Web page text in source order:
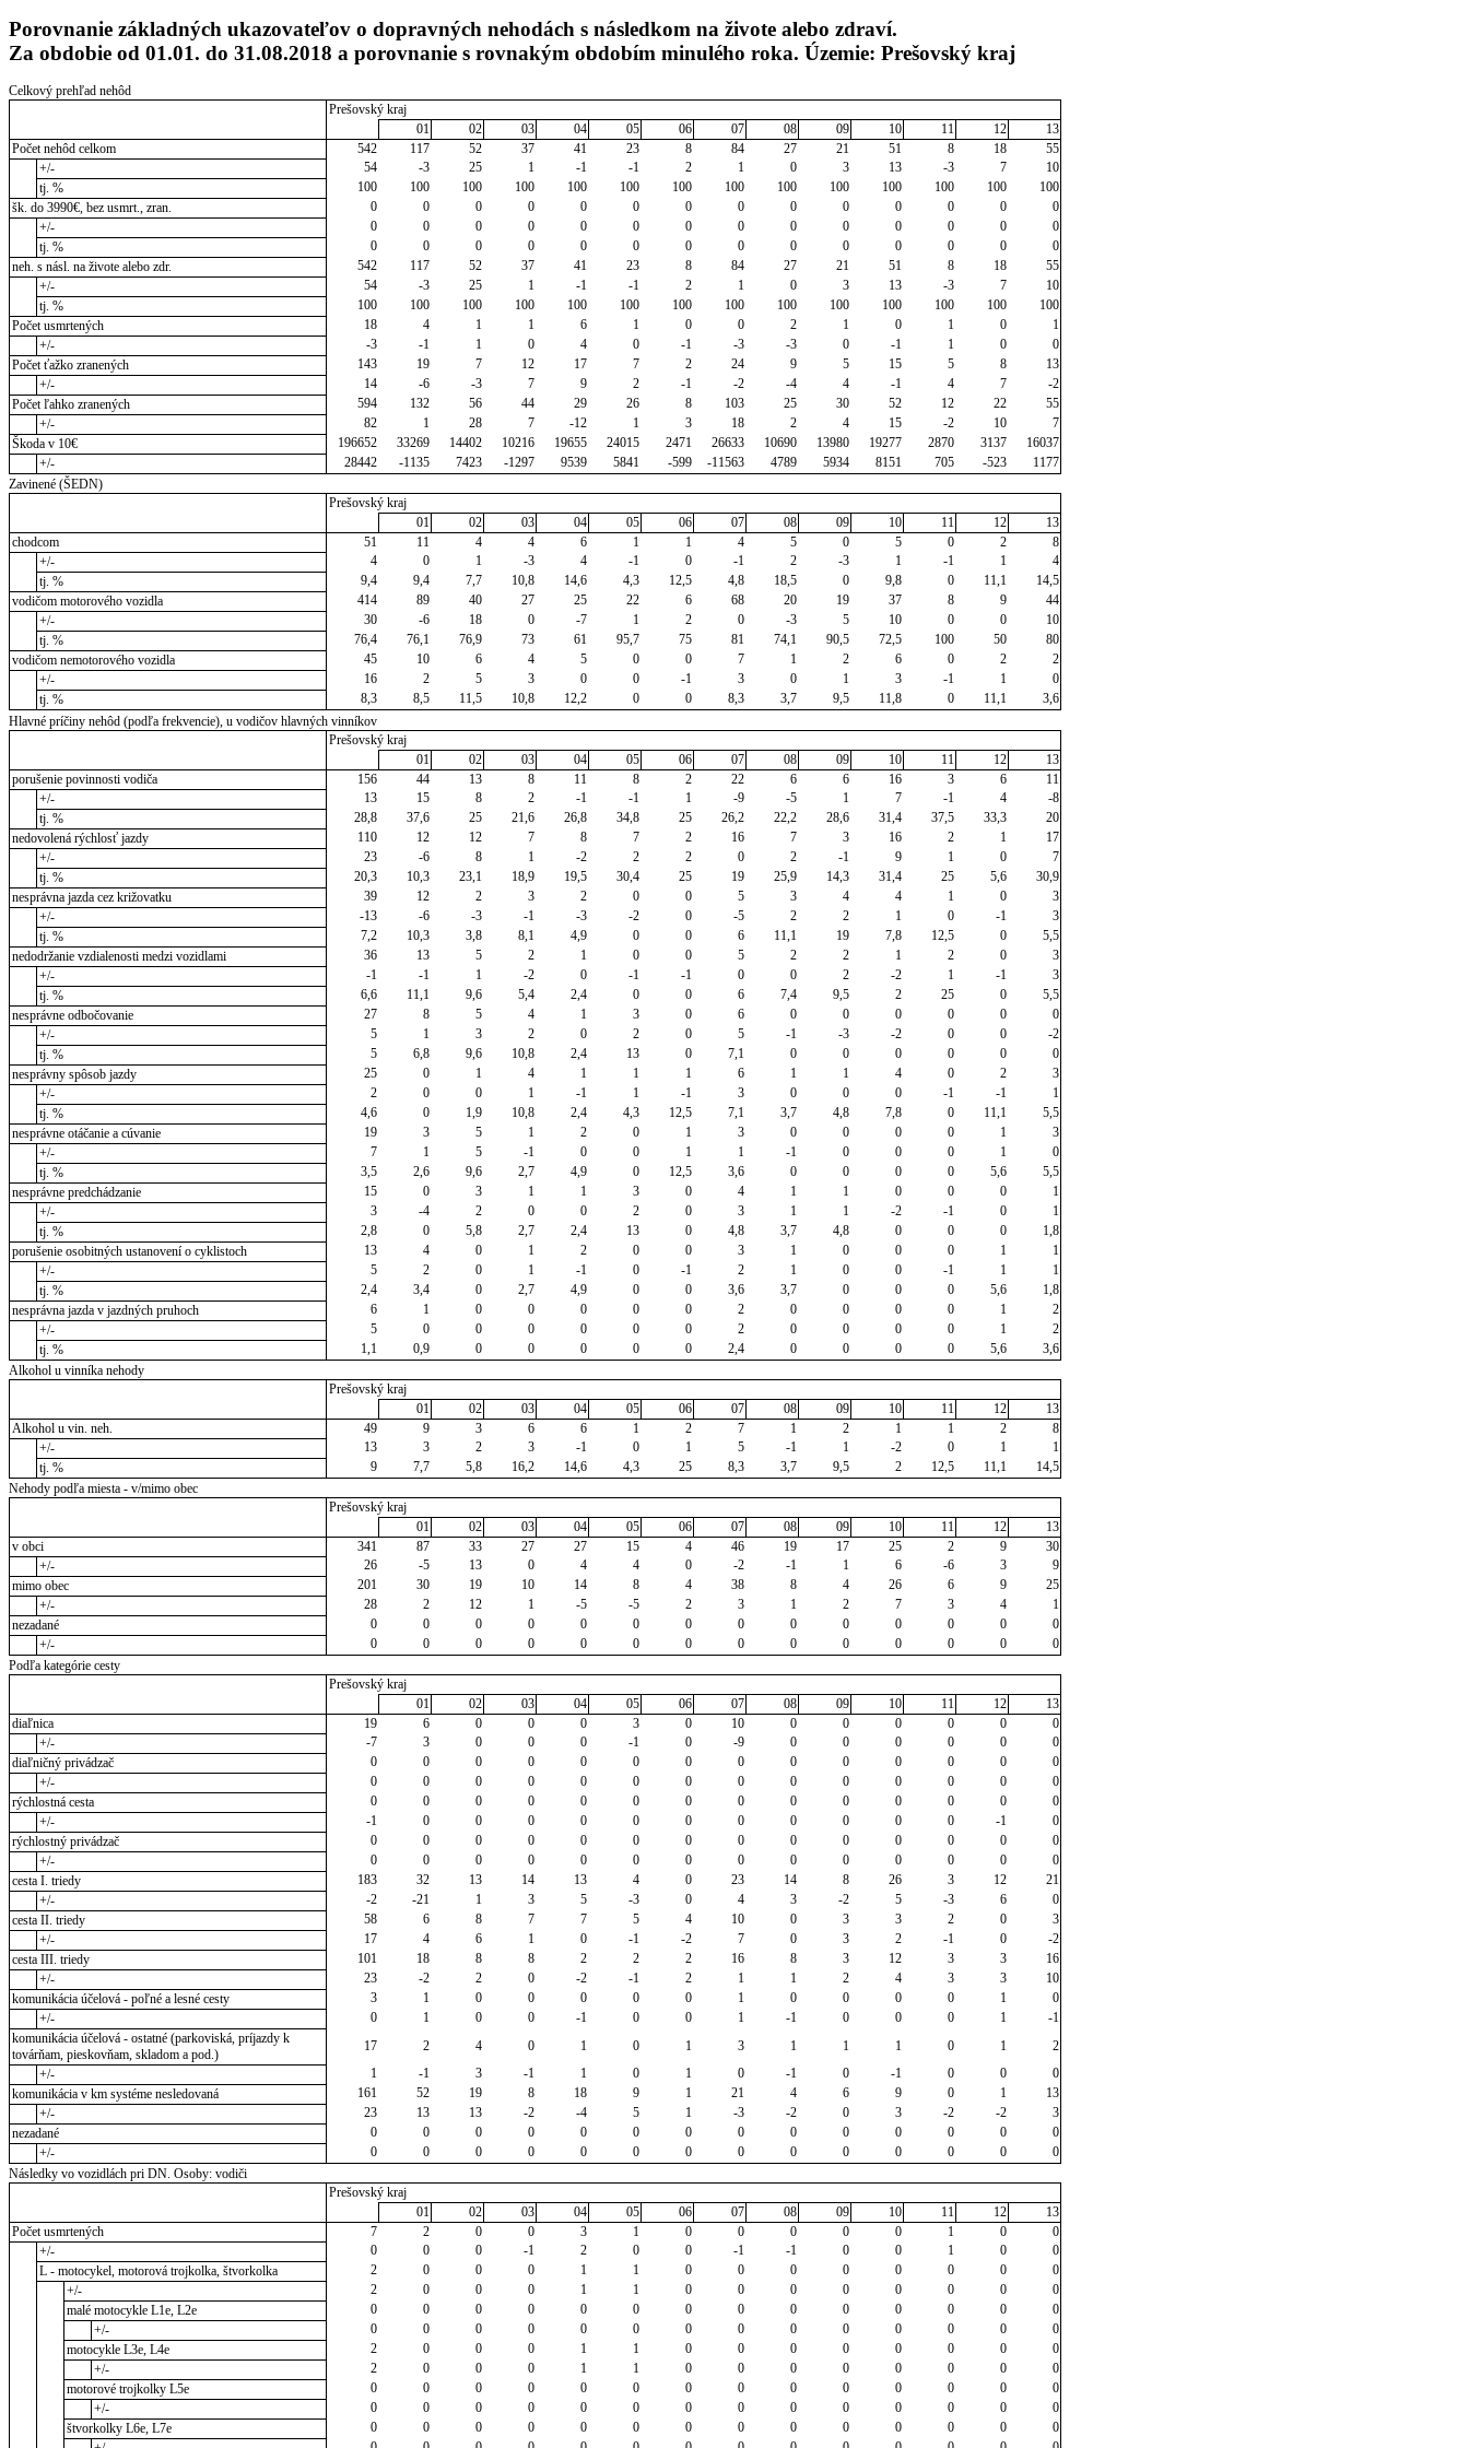
Porovnanie základných ukazovateľov o dopravných nehodách s následkom na živote alebo zdraví.
Za obdobie od 01.01. do 31.08.2018 a porovnanie s rovnakým obdobím minulého roka. Územie: Prešovský kraj
Celkový prehľad nehôd
Prešovský kraj
01
02 03 04 05 06 07 08 09 10 11 12
13
Počet nehôd celkom
542 117 52 37 41 23 8 84 27 21 51 8 18
55
+/-
54 -3 25 1 -1 -1 2 1 0 3 13 -3 7
10
tj. %
100 100 100 100 100 100 100 100 100 100 100 100 100
100
šk. do 3990€, bez usmrt., zran.
0 0 0 0 0 0 0 0 0 0 0 0 0
0
+/-
0 0 0 0 0 0 0 0 0 0 0 0 0
0
tj. %
0 0 0 0 0 0 0 0 0 0 0 0 0
0
neh. s násl. na živote alebo zdr.
542 117 52 37 41 23 8 84 27 21 51 8 18
55
+/-
54 -3 25 1 -1 -1 2 1 0 3 13 -3 7
10
tj. %
100 100 100 100 100 100 100 100 100 100 100 100 100
100
Počet usmrtených
18 4 1 1 6 1 0 0 2 1 0 1 0
1
+/-
-3 -1 1 0 4 0 -1 -3 -3 0 -1 1 0
0
Počet ťažko zranených
143 19 7 12 17 7 2 24 9 5 15 5 8
13
+/-
14 -6 -3 7 9 2 -1 -2 -4 4 -1 4 7
-2
Počet ľahko zranených
594 132 56 44 29 26 8 103 25 30 52 12 22
55
+/-
82 1 28 7 -12 1 3 18 2 4 15 -2 10
7
Škoda v 10€
196652 33269 14402 10216 19655 24015 2471 26633 10690 13980 19277 2870 3137
16037
+/-
28442 -1135 7423 -1297 9539 5841 -599 -11563 4789 5934 8151 705 -523
1177
Zavinené (ŠEDN)
Prešovský kraj
01
02 03 04 05 06 07 08 09 10 11 12
13
chodcom
51 11 4 4 6 1 1 4 5 0 5 0 2
8
+/-
4 0 1 -3 4 -1 0 -1 2 -3 1 -1 1
4
tj. %
9,4 9,4 7,7 10,8 14,6 4,3 12,5 4,8 18,5 0 9,8 0 11,1
14,5
vodičom motorového vozidla
414 89 40 27 25 22 6 68 20 19 37 8 9
44
+/-
30 -6 18 0 -7 1 2 0 -3 5 10 0 0
10
tj. %
76,4 76,1 76,9 73 61 95,7 75 81 74,1 90,5 72,5 100 50
80
vodičom nemotorového vozidla
45 10 6 4 5 0 0 7 1 2 6 0 2
2
+/-
16 2 5 3 0 0 -1 3 0 1 3 -1 1
0
tj. %
8,3 8,5 11,5 10,8 12,2 0 0 8,3 3,7 9,5 11,8 0 11,1
3,6
Hlavné príčiny nehôd (podľa frekvencie), u vodičov hlavných vinníkov
Prešovský kraj
01
02 03 04 05 06 07 08 09 10 11 12
13
porušenie povinnosti vodiča
156 44 13 8 11 8 2 22 6 6 16 3 6
11
+/-
13 15 8 2 -1 -1 1 -9 -5 1 7 -1 4
-8
tj. %
28,8 37,6 25 21,6 26,8 34,8 25 26,2 22,2 28,6 31,4 37,5 33,3
20
nedovolená rýchlosť jazdy
110 12 12 7 8 7 2 16 7 3 16 2 1
17
+/-
23 -6 8 1 -2 2 2 0 2 -1 9 1 0
7
tj. %
20,3 10,3 23,1 18,9 19,5 30,4 25 19 25,9 14,3 31,4 25 5,6
30,9
nesprávna jazda cez križovatku
39 12 2 3 2 0 0 5 3 4 4 1 0
3
+/-
-13 -6 -3 -1 -3 -2 0 -5 2 2 1 0 -1
3
tj. %
7,2 10,3 3,8 8,1 4,9 0 0 6 11,1 19 7,8 12,5 0
5,5
nedodržanie vzdialenosti medzi vozidlami
36 13 5 2 1 0 0 5 2 2 1 2 0
3
+/-
-1 -1 1 -2 0 -1 -1 0 0 2 -2 1 -1
3
tj. %
6,6 11,1 9,6 5,4 2,4 0 0 6 7,4 9,5 2 25 0
5,5
nesprávne odbočovanie
27 8 5 4 1 3 0 6 0 0 0 0 0
0
+/-
5 1 3 2 0 2 0 5 -1 -3 -2 0 0
-2
tj. %
5 6,8 9,6 10,8 2,4 13 0 7,1 0 0 0 0 0
0
nesprávny spôsob jazdy
25 0 1 4 1 1 1 6 1 1 4 0 2
3
+/-
2 0 0 1 -1 1 -1 3 0 0 0 -1 -1
1
tj. %
4,6 0 1,9 10,8 2,4 4,3 12,5 7,1 3,7 4,8 7,8 0 11,1
5,5
nesprávne otáčanie a cúvanie
19 3 5 1 2 0 1 3 0 0 0 0 1
3
+/-
7 1 5 -1 0 0 1 1 -1 0 0 0 1
0
tj. %
3,5 2,6 9,6 2,7 4,9 0 12,5 3,6 0 0 0 0 5,6
5,5
nesprávne predchádzanie
15 0 3 1 1 3 0 4 1 1 0 0 0
1
+/-
3 -4 2 0 0 2 0 3 1 1 -2 -1 0
1
tj. %
2,8 0 5,8 2,7 2,4 13 0 4,8 3,7 4,8 0 0 0
1,8
porušenie osobitných ustanovení o cyklistoch
13 4 0 1 2 0 0 3 1 0 0 0 1
1
+/-
5 2 0 1 -1 0 -1 2 1 0 0 -1 1
1
tj. %
2,4 3,4 0 2,7 4,9 0 0 3,6 3,7 0 0 0 5,6
1,8
nesprávna jazda v jazdných pruhoch
6 1 0 0 0 0 0 2 0 0 0 0 1
2
+/-
5 0 0 0 0 0 0 2 0 0 0 0 1
2
tj. %
1,1 0,9 0 0 0 0 0 2,4 0 0 0 0 5,6
3,6
Alkohol u vinníka nehody
Prešovský kraj
01
02 03 04 05 06 07 08 09 10 11 12
13
Alkohol u vin. neh.
49 9 3 6 6 1 2 7 1 2 1 1 2
8
+/-
13 3 2 3 -1 0 1 5 -1 1 -2 0 1
1
tj. %
9 7,7 5,8 16,2 14,6 4,3 25 8,3 3,7 9,5 2 12,5 11,1
14,5
Nehody podľa miesta - v/mimo obec
Prešovský kraj
01
02 03 04 05 06 07 08 09 10 11 12
13
v obci
341 87 33 27 27 15 4 46 19 17 25 2 9
30
+/-
26 -5 13 0 4 4 0 -2 -1 1 6 -6 3
9
mimo obec
201 30 19 10 14 8 4 38 8 4 26 6 9
25
+/-
28 2 12 1 -5 -5 2 3 1 2 7 3 4
1
nezadané
0 0 0 0 0 0 0 0 0 0 0 0 0
0
+/-
0 0 0 0 0 0 0 0 0 0 0 0 0
0
Podľa kategórie cesty
Prešovský kraj
01
02 03 04 05 06 07 08 09 10 11 12
13
diaľnica
19 6 0 0 0 3 0 10 0 0 0 0 0
0
+/-
-7 3 0 0 0 -1 0 -9 0 0 0 0 0
0
diaľničný privádzač
0 0 0 0 0 0 0 0 0 0 0 0 0
0
+/-
0 0 0 0 0 0 0 0 0 0 0 0 0
0
rýchlostná cesta
0 0 0 0 0 0 0 0 0 0 0 0 0
0
+/-
-1 0 0 0 0 0 0 0 0 0 0 0 -1
0
rýchlostný privádzač
0 0 0 0 0 0 0 0 0 0 0 0 0
0
+/-
0 0 0 0 0 0 0 0 0 0 0 0 0
0
cesta I. triedy
183 32 13 14 13 4 0 23 14 8 26 3 12
21
+/-
-2 -21 1 3 5 -3 0 4 3 -2 5 -3 6
0
cesta II. triedy
58 6 8 7 7 5 4 10 0 3 3 2 0
3
+/-
17 4 6 1 0 -1 -2 7 0 3 2 -1 0
-2
cesta III. triedy
101 18 8 8 2 2 2 16 8 3 12 3 3
16
+/-
23 -2 2 0 -2 -1 2 1 1 2 4 3 3
10
komunikácia účelová - poľné a lesné cesty
3 1 0 0 0 0 0 1 0 0 0 0 1
0
+/-
0 1 0 0 -1 0 0 1 -1 0 0 0 1
-1
komunikácia účelová - ostatné (parkoviská, príjazdy k
továrňam, pieskovňam, skladom a pod.)
17 2 4 0 1 0 1 3 1 1 1 0 1
2
+/-
1 -1 3 -1 1 0 1 0 -1 0 -1 0 0
0
komunikácia v km systéme nesledovaná
161 52 19 8 18 9 1 21 4 6 9 0 1
13
+/-
23 13 13 -2 -4 5 1 -3 -2 0 3 -2 -2
3
nezadané
0 0 0 0 0 0 0 0 0 0 0 0 0
0
+/-
0 0 0 0 0 0 0 0 0 0 0 0 0
0
Následky vo vozidlách pri DN. Osoby: vodiči
Prešovský kraj
01
02 03 04 05 06 07 08 09 10 11 12
13
Počet usmrtených
7 2 0 0 3 1 0 0 0 0 0 1 0
0
+/-
0 0 0 -1 2 0 0 -1 -1 0 0 1 0
0
L - motocykel, motorová trojkolka, štvorkolka
2 0 0 0 1 1 0 0 0 0 0 0 0
0
+/-
2 0 0 0 1 1 0 0 0 0 0 0 0
0
malé motocykle L1e, L2e
0 0 0 0 0 0 0 0 0 0 0 0 0
0
+/-
0 0 0 0 0 0 0 0 0 0 0 0 0
0
motocykle L3e, L4e
2 0 0 0 1 1 0 0 0 0 0 0 0
0
+/-
2 0 0 0 1 1 0 0 0 0 0 0 0
0
motorové trojkolky L5e
0 0 0 0 0 0 0 0 0 0 0 0 0
0
+/-
0 0 0 0 0 0 0 0 0 0 0 0 0
0
štvorkolky L6e, L7e
0 0 0 0 0 0 0 0 0 0 0 0 0
0